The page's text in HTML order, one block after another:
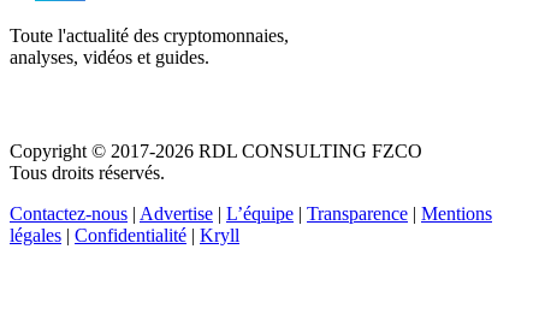
Toute l'actualité des cryptomonnaies,
analyses, vidéos et guides.
Copyright © 2017-2026 RDL CONSULTING FZCO
Tous droits réservés.
Contactez-nous | Advertise | L’équipe | Transparence | Mentions
légales | Confidentialité | Kryll